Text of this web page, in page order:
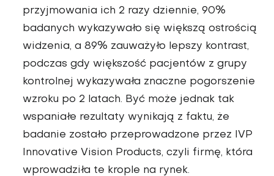
przyjmowa­nia ich 2 razy dziennie, 90%
badanych wykazywało się większą ostrością
wi­dzenia, a 89% zauważyło lepszy kontrast,
podczas gdy większość pacjentów z gru­py
kontrolnej wykazywała znaczne pogorszenie
wzroku po 2 latach. Być może jednak tak
wspaniałe rezultaty wyni­kają z faktu, że
badanie zo­stało przeprowadzone przez IVP
Innovative Vision Pro­ducts, czyli firmę, która
wpro­wadziła te krople na rynek.